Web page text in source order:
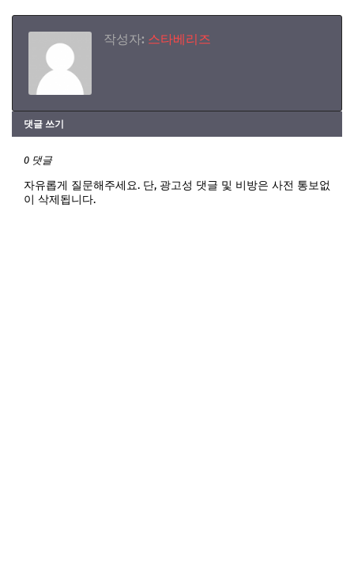
작성자: 스타베리즈
댓글 쓰기
0 댓글
자유롭게 질문해주세요. 단, 광고성 댓글 및 비방은 사전 통보없
이 삭제됩니다.